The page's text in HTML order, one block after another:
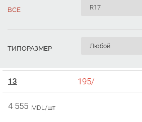
ВСЕ
ТИПОРАЗМЕР
13 195/
4 555 MDL/шт